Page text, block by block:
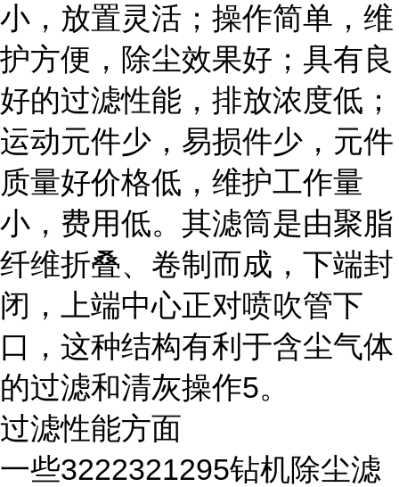
小，放置灵活；操作简单，维
护方便，除尘效果好；具有良
好的过滤性能，排放浓度低；
运动元件少，易损件少，元件
质量好价格低，维护工作量
小，费用低。其滤筒是由聚脂
纤维折叠、卷制而成，下端封
闭，上端中心正对喷吹管下
口，这种结构有利于含尘气体
的过滤和清灰操作5。
过滤性能方面
一些3222321295钻机除尘滤